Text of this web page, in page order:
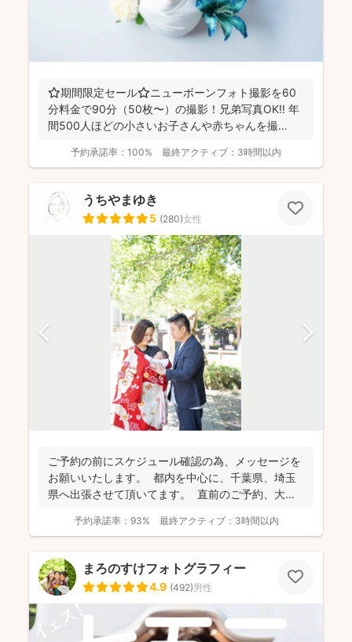
⭐️期間限定セール⭐️ニューボーンフォト撮影を60
分料金で90分（50枚〜）の撮影！兄弟写真OK!! 年
間500人ほどの小さいお子さんや赤ちゃんを撮
予約承諾率： 100% 最終アクティブ： 3時間以内
うちやまゆき
5 (280)女性
ご予約の前にスケジュール確認の為、 メッセージを
お願いいたします。 都内を中心に、千葉県、埼玉
県へ出張させて頂いてます。 直前のご予約、大歓
予約承諾率： 93% 最終アクティブ： 3時間以内
まろのすけフォトグラフィー
4.9 (492)男性